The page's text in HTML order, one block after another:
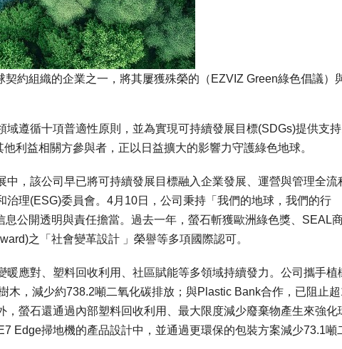
約組織的企業之一，將其屢獲殊榮的（EZVIZ Green綠色倡議）
遵循十項普適性原則，並為實現可持續發展目標(SDGs)提供支
利益相關方參與者，正以日益擴大的影響力守護綠色地球。
，該公司早已將可持續發展目標融入企業發展、運營與管理全流
理(ESG)委員會。4月10日，公司秉持「我們的地球，我們的行
公開透明與責任擔當。過去一年，螢石斬獲歐洲綠色獎、SEAL
之「社會變革設計 」榮譽等多項國際認可。
應對、塑料回收利用、社區賦能等多領域持續發力。公司攜手植
木，減少約738.2噸二氧化碳排放；與Plastic Bank合作，已阻止
螢石還通過內部塑料回收利用、最大限度減少廢棄物產生來強化
Edge掃地機的產品設計中，並通過更環保的包裝方案減少73.1噸